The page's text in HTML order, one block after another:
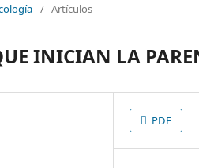
/ Artículos
INICIAN LA
PDF